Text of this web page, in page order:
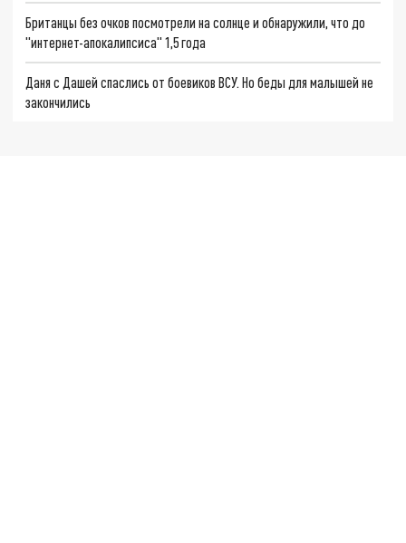
Британцы без очков посмотрели на солнце и обнаружили, что до
"интернет-апокалипсиса" 1,5 года
Даня с Дашей спаслись от боевиков ВСУ. Но беды для малышей не
закончились